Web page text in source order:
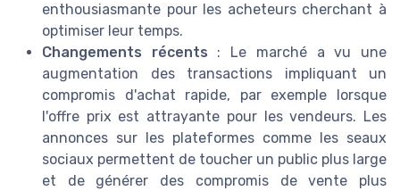
enthousiasmante pour les acheteurs cherchant à
optimiser leur temps.
Changements récents : Le marché a vu une
augmentation des transactions impliquant un
compromis d'achat rapide, par exemple lorsque
l'offre prix est attrayante pour les vendeurs. Les
annonces sur les plateformes comme les seaux
sociaux permettent de toucher un public plus large
et de générer des compromis de vente plus